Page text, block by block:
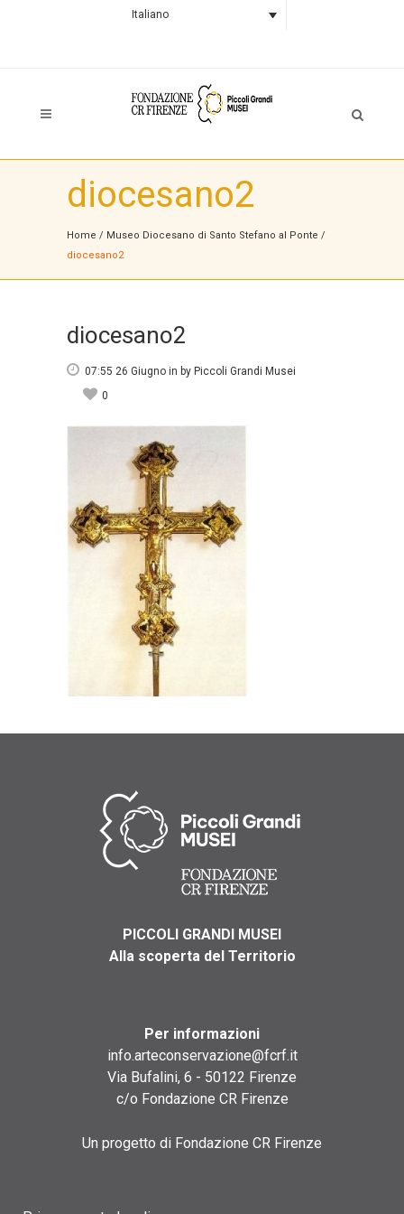
Italiano
diocesano2
Home / Museo Diocesano di Santo Stefano al Ponte /
diocesano2
diocesano2
07:55 26 Giugno in by Piccoli Grandi Musei
0
PICCOLI GRANDI MUSEI
Alla scoperta del Territorio
Per informazioni
info.arteconservazione@fcrf.it
Via Bufalini, 6 - 50122 Firenze
c/o Fondazione CR Firenze
Un progetto di Fondazione CR Firenze